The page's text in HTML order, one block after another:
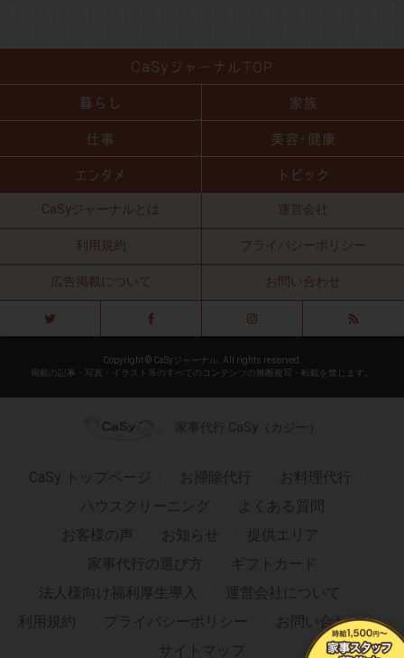
CaSyジャーナルとは 運営会社
利用規約 プライバシーポリシー
広告掲載について お問い合わせ
Copyright © CaSyジャーナル. All rights reserved.
掲載の記事・写真・イラスト等のすべてのコンテンツの無断複写・転載を禁じます。
家事代行 CaSy（カジー）
CaSy トップページ お掃除代行
お料理代行
ハウスクリーニング
よくある質問
お客様の声
お知らせ
提供エリア
家事代行の選び方
ギフトカード
法人様向け福利厚生導入
運営会社について
利用規約
プライバシーポリシー
お問い合わせ
サイトマップ